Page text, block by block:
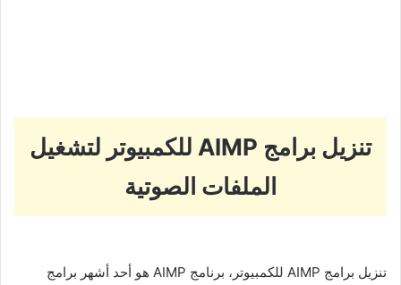
تنزيل برامج AIMP للكمبيوتر لتشغيل
الملفات الصوتية
تنزيل برامج AIMP للكمبيوتر، برنامج AIMP هو أحد أشهر برامج